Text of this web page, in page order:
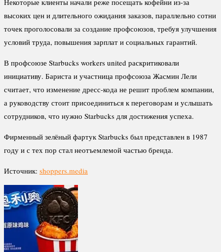
высоких цен и длительного ожидания заказов, параллельно сотни
точек проголосовали за создание профсоюзов, требуя улучшения
условий труда, повышения зарплат и социальных гарантий.
В профсоюзе Starbucks workers united раскритиковали
инициативу. Бариста и участница профсоюза Жасмин Лели
считает, что изменение дресс-кода не решит проблем компании,
а руководству стоит присоединиться к переговорам и услышать
сотрудников, что нужно Starbucks для достижения успеха.
Фирменный зелёный фартук Starbucks был представлен в 1987
году и с тех пор стал неотъемлемой частью бренда.
Источник: shoppers.media